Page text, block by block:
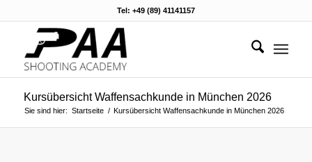
Tel: +49 (89) 41141157
Kursübersicht Waffensachkunde in München 2026
Sie sind hier: Startseite / Kursübersicht Waffensachkunde in München 2026